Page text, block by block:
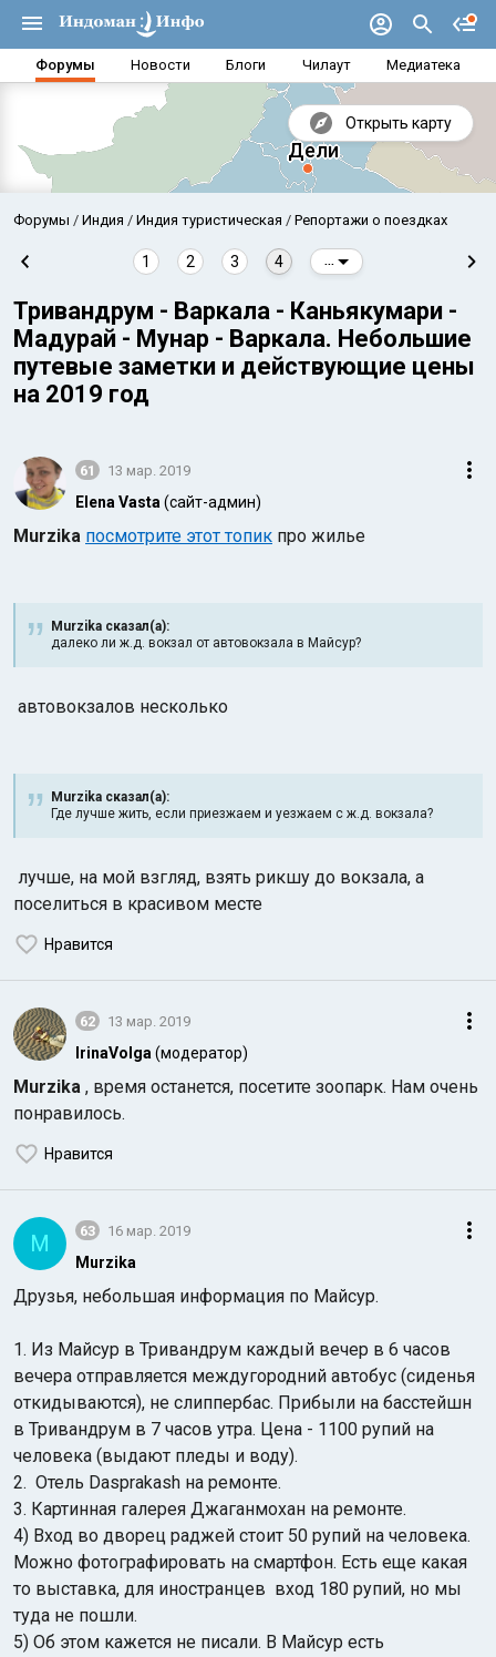
Форумы Новости Блоги Чилаут Медиатека
Открыть карту
Аравийское море
Форумы Индия Индия туристическая Репортажи о поездках
1 2 3 4
Тривандрум - Варкала - Каньякумари -
Мадурай - Мунар - Варкала. Небольшие
путевые заметки и действующие цены
на 2019 год
61 13 мар. 2019
Elena Vasta (сайт-админ)
Murzika посмотрите этот топик про жилье
Murzika сказал(а):
далеко ли ж.д. вокзал от автовокзала в Майсур?
автовокзалов несколько
Murzika сказал(а):
Где лучше жить, если приезжаем и уезжаем с ж.д. вокзала?
лучше, на мой взгляд, взять рикшу до вокзала, а
поселиться в красивом месте
Нравится
62 13 мар. 2019
IrinaVolga (модератор)
Murzika , время останется, посетите зоопарк. Нам очень
понравилось.
Нравится
M 63 16 мар. 2019
Murzika
Друзья, небольшая информация по Майсур.
1. Из Майсур в Тривандрум каждый вечер в 6 часов
вечера отправляется междугородний автобус (сиденья
откидываются), не слиппербас. Прибыли на басстейшн
в Тривандрум в 7 часов утра. Цена - 1100 рупий на
человека (выдают пледы и воду).
2. Отель Dasprakash на ремонте.
3. Картинная галерея Джаганмохан на ремонте.
4) Вход во дворец раджей стоит 50 рупий на человека.
Можно фотографировать на смартфон. Есть еще какая
то выставка, для иностранцев вход 180 рупий, но мы
туда не пошли.
5) Об этом кажется не писали. В Майсур есть